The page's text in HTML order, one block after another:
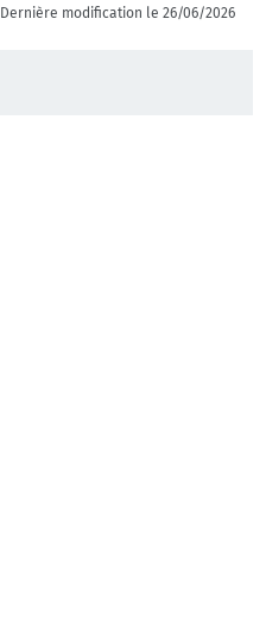
Dernière modification le 26/06/2026